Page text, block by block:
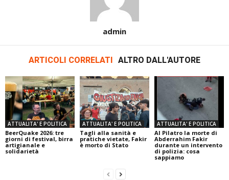
admin
ARTICOLI CORRELATI ALTRO DALL'AUTORE
ATTUALITA' E POLITICA
BeerQuake 2026: tre
giorni di festival, birra
artigianale e
solidarietà
ATTUALITA' E POLITICA
Tagli alla sanità e
pratiche vietate, Fakir
è morto di Stato
ATTUALITA' E POLITICA
Al Pilatro la morte di
Abderrahim Fakir
durante un intervento
di polizia: cosa
sappiamo